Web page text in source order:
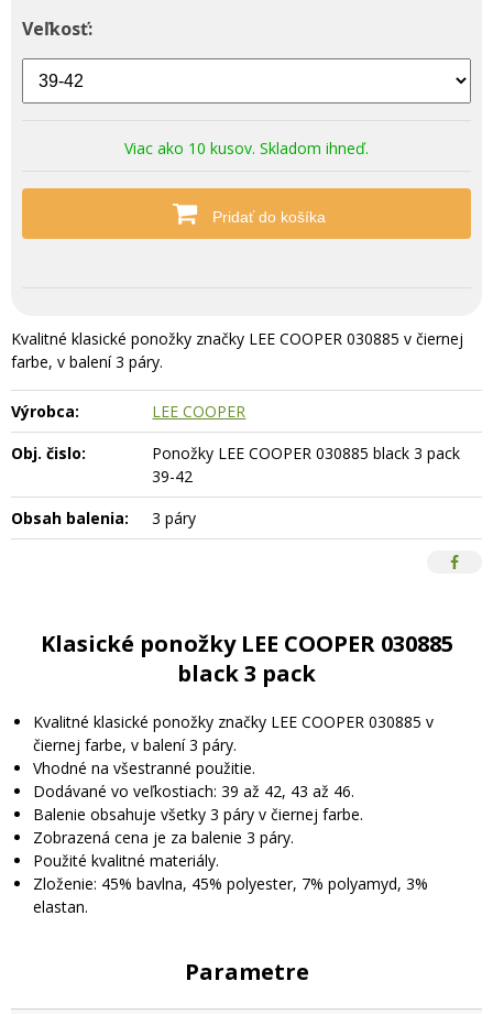
Veľkosť:
Viac ako 10 kusov. Skladom ihneď.
Pridať do košíka
Kvalitné klasické ponožky značky LEE COOPER 030885 v čiernej
farbe, v balení 3 páry.
Výrobca:
LEE COOPER
Obj. čislo:
Ponožky LEE COOPER 030885 black 3 pack
39-42
Obsah balenia:
3 páry
Klasické ponožky LEE COOPER 030885
black 3 pack
Kvalitné klasické ponožky značky LEE COOPER 030885 v
čiernej farbe, v balení 3 páry.
Vhodné na všestranné použitie.
Dodávané vo veľkostiach: 39 až 42, 43 až 46.
Balenie obsahuje všetky 3 páry v čiernej farbe.
Zobrazená cena je za balenie 3 páry.
Použité kvalitné materiály.
Zloženie: 45% bavlna, 45% polyester, 7% polyamyd, 3%
elastan.
Parametre